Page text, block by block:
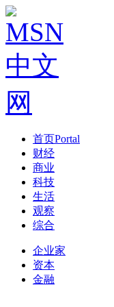
首页Portal
财经
商业
科技
生活
观察
综合
企业家
资本
金融